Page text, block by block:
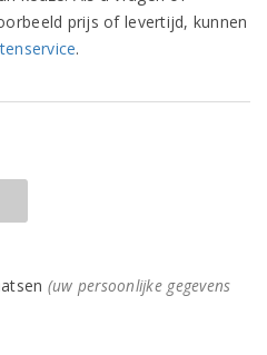
prijs of levertijd, kunnen
.
(uw persoonlijke gegevens